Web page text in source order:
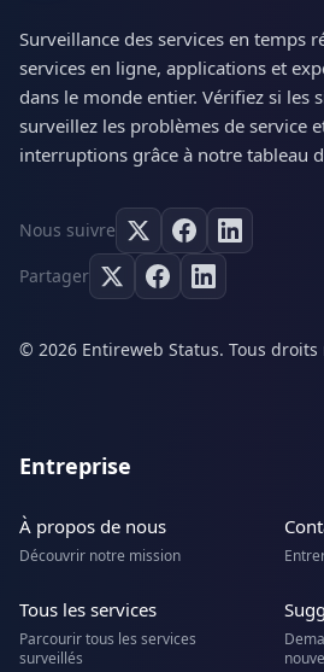
Surveillance des services en temps
services en ligne, applications et
dans le monde entier. Vérifiez si les
surveillez les problèmes de service
interruptions grâce à notre tableau
Nous suivre
Partager
© 2026 Entireweb Status. Tous droits
Entreprise
À propos de nous
Découvrir notre mission
Tous les services
Parcourir tous les services
surveillés